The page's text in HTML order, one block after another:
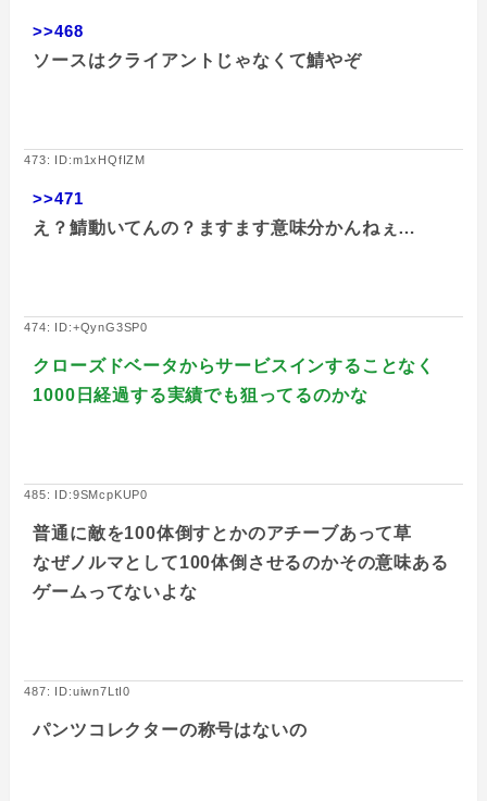
>>468
ソースはクライアントじゃなくて鯖やぞ
473: ID:m1xHQfIZM
>>471
え？鯖動いてんの？ますます意味分かんねぇ…
474: ID:+QynG3SP0
クローズドベータからサービスインすることなく
1000日経過する実績でも狙ってるのかな
485: ID:9SMcpKUP0
普通に敵を100体倒すとかのアチーブあって草
なぜノルマとして100体倒させるのかその意味ある
ゲームってないよな
487: ID:uiwn7LtI0
パンツコレクターの称号はないの